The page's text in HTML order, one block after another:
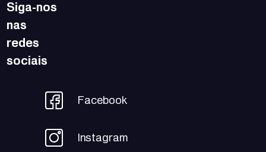
Siga-nos
nas
redes
sociais
Facebook
Instagram